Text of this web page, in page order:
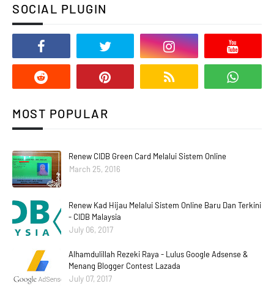
SOCIAL PLUGIN
MOST POPULAR
Renew CIDB Green Card Melalui Sistem Online
March 25, 2016
Renew Kad Hijau Melalui Sistem Online Baru Dan Terkini
- CIDB Malaysia
July 06, 2017
Alhamdulillah Rezeki Raya - Lulus Google Adsense &
Menang Blogger Contest Lazada
July 07, 2017